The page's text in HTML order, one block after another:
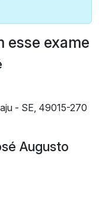
esse exame
- SE, 49015-270
Augusto